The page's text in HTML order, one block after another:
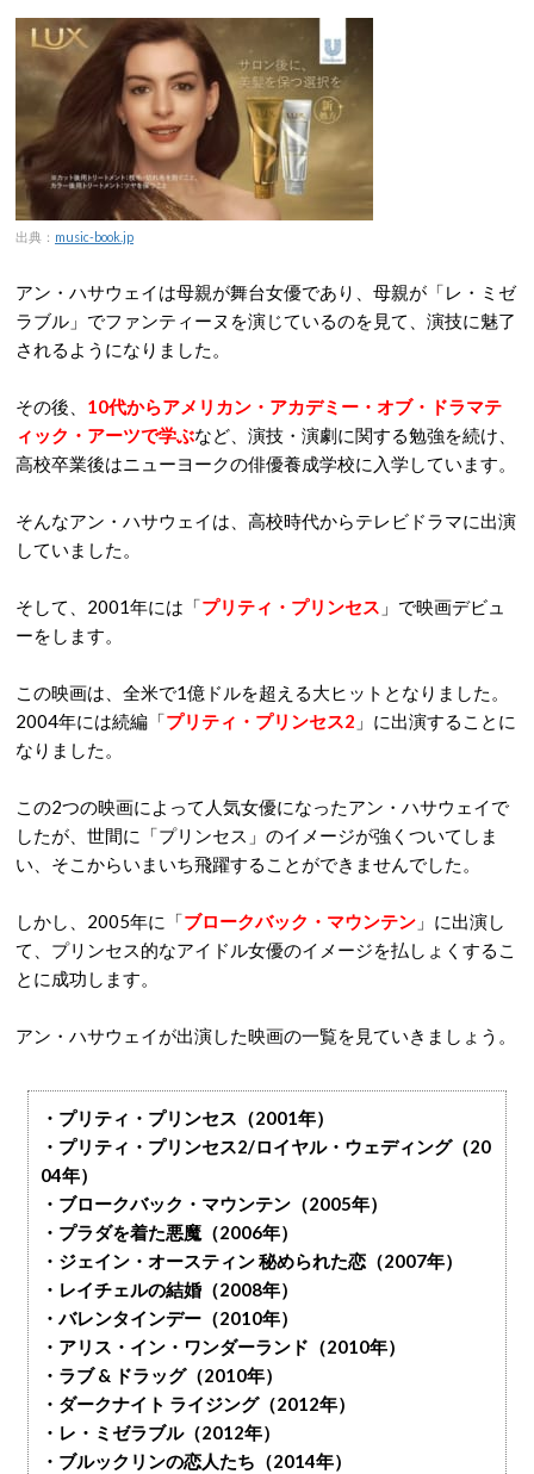
出典 ： music-book.jp
アン・ハサウェイは母親が舞台女優であり、母親が「レ・ミゼ
ラブル」でファンティーヌを演じているのを見て、演技に魅了
されるようになりました。
その後、 10代からアメリカン・アカデミー・オブ・ドラマテ
ィック・アーツで学ぶなど、演技・演劇に関する勉強を続け、
高校卒業後はニューヨークの俳優養成学校に入学しています。
そんなアン・ハサウェイは、高校時代からテレビドラマに出演
していました。
そして、2001年には「プリティ・プリンセス 」で映画デビュ
ーをします。
この映画は、全米で1億ドルを超える大ヒットとなりました。
2004年には続編「プリティ・プリンセス2 」に出演することに
なりました。
この2つの映画によって人気女優になったアン・ハサウェイで
したが、世間に「プリンセス」のイメージが強くついてしま
い、そこからいまいち飛躍することができませんでした。
しかし、2005年に「ブロークバック・マウンテン 」に出演し
て、プリンセス的なアイドル女優のイメージを払しょくするこ
とに成功します。
アン・ハサウェイが出演した映画の一覧を見ていきましょう。
・プリティ・プリンセス（2001年）
・プリティ・プリンセス2/ロイヤル・ウェディング（20
04年）
・ブロークバック・マウンテン（2005年）
・プラダを着た悪魔（2006年）
・ジェイン・オースティン 秘められた恋（2007年）
・レイチェルの結婚（2008年）
・バレンタインデー（2010年）
・アリス・イン・ワンダーランド（2010年）
・ラブ & ドラッグ（2010年）
・ダークナイト ライジング（2012年）
・レ・ミゼラブル（2012年）
・ブルックリンの恋人たち（2014年）